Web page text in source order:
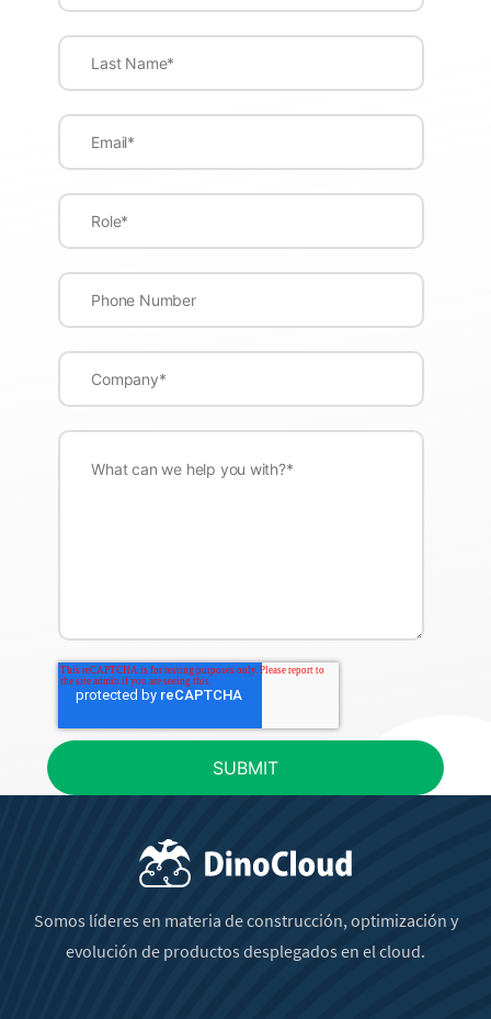
Somos líderes en materia de construcción, optimización y
evolución de productos desplegados en el cloud.